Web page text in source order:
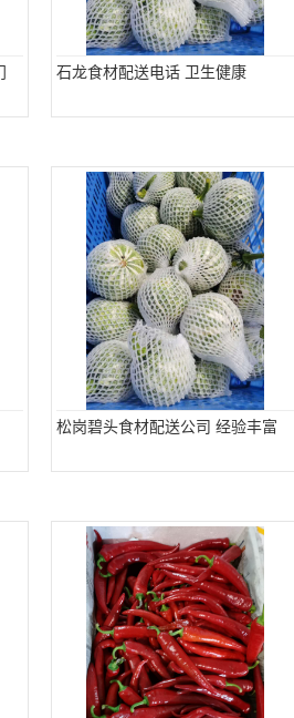
石龙食材配送电话 卫生健康
松岗碧头食材配送公司 经验丰富